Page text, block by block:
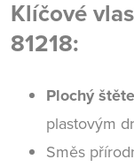
Klíčové
81218:
Plochý
plastovým
Směs